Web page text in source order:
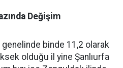
Değişim
genelinde binde 11,2 olarak
olduğu il yine Şanlıurfa